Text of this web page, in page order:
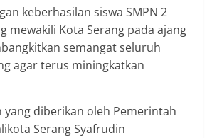
keberhasilan siswa SMPN 2
mewakili Kota Serang pada ajang
semangat seluruh
agar terus miningkatkan
yang diberikan oleh Pemerintah
Serang Syafrudin